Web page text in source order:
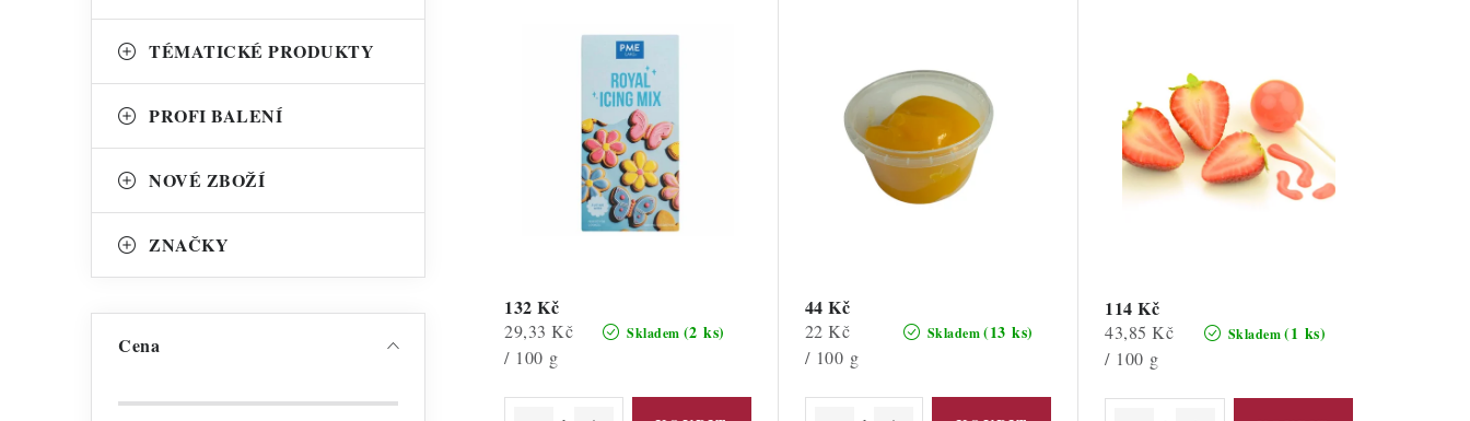
TÉMATICKÉ PRODUKTY
PROFI BALENÍ
NOVÉ ZBOŽÍ
ZNAČKY
Cena
p
r
o
d
u
ů
Skladem (2 ks)
132 Kč
Měrná
cena:
29,33 Kč
/ 100 g
Skladem (13 ks)
44 Kč
Měrná
cena:
22 Kč
/ 100 g
Skladem (1 ks)
114 Kč
Měrná
cena:
43,85 Kč
/ 100 g